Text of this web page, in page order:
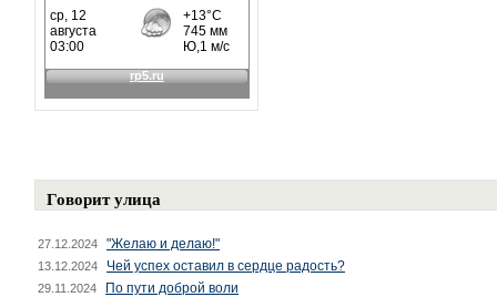
Говорит улица
27.12.2024 "Желаю и делаю!"
13.12.2024 Чей успех оставил в сердце радость?
29.11.2024 По пути доброй воли